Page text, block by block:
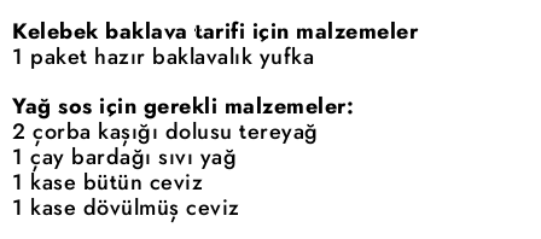
Kelebek baklava tarifi için malzemeler
1 paket hazır baklavalık yufka
Yağ sos için gerekli malzemeler:
2 çorba kaşığı dolusu tereyağ
1 çay bardağı sıvı yağ
1 kase bütün ceviz
1 kase dövülmüş ceviz